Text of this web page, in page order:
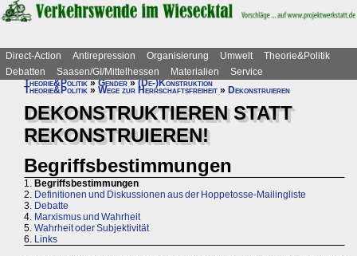
Direct-Action Antirepression Organisierung Umwelt
Theorie&Politik
Debatten
Saasen/GI/Mittelhessen Materialien
Service
Theorie&Politik»Gender»(De-)Konstruktion
Theorie&Politik » Wege zur Herrschaftsfreiheit » Dekonstruieren
DEKONSTRUKTIEREN STATT
REKONSTRUIEREN!
Begriffsbestimmungen
1. Begriffsbestimmungen
2. Definitionen und Diskussionen aus der Hoppetosse-Mailingliste
3. Debatte
4. Marxismus und Wahrheit
5. Wahrheit oder Subjektivität
6. Links